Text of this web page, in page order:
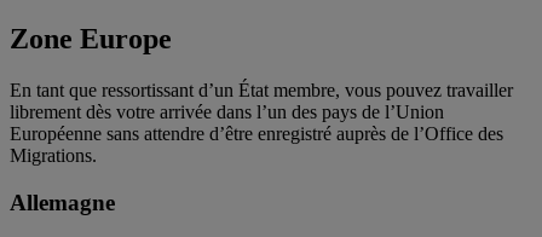
Zone Europe
En tant que ressortissant d’un État membre, vous pouvez travailler
librement dès votre arrivée dans l’un des pays de l’Union
Européenne sans attendre d’être enregistré auprès de l’Office des
Migrations.
Allemagne